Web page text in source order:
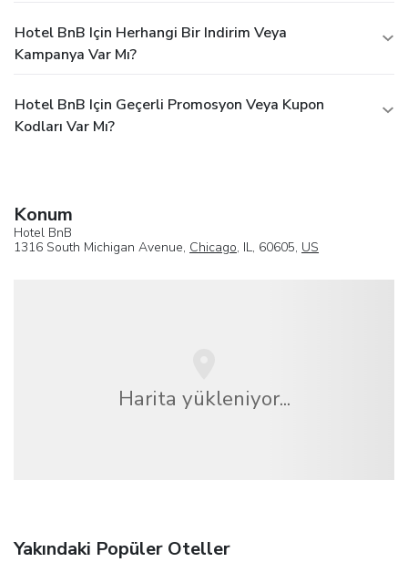
Hotel BnB Için Herhangi Bir Indirim Veya
Kampanya Var Mı?
Hotel BnB Için Geçerli Promosyon Veya Kupon
Kodları Var Mı?
Konum
Hotel BnB
1316 South Michigan Avenue, Chicago, IL, 60605, US
Harita yükleniyor...
Yakındaki Popüler Oteller